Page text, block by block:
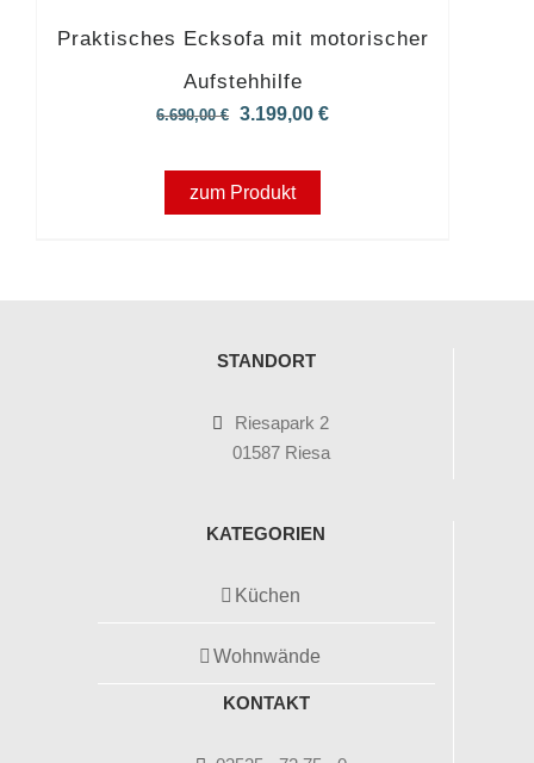
Praktisches Ecksofa mit motorischer
Aufstehhilfe
6.690,00€ Ursprünglicher
war:
6.690,00 €
3.199,00€Aktueller
zum Produkt
STANDORT
Riesapark 2
01587 Riesa
KATEGORIEN
Küchen
Wohnwände
KONTAKT